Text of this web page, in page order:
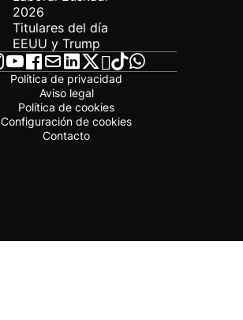
2026
Titulares del día
EEUU y Trump
Política de privacidad
Aviso legal
Política de cookies
Configuración de cookies
Contacto